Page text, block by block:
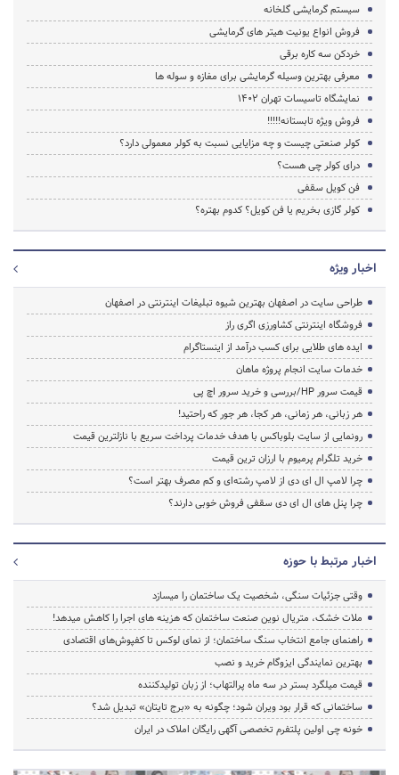
سیستم گرمایشی گلخانه
فروش انواع یونیت هیتر های گرمایشی
خردکن سه کاره برقی
معرفی بهترین وسیله گرمایشی برای مغازه و سوله ها
نمایشگاه تاسیسات تهران 1402
فروش ویژه تابستانه!!!!!
کولر صنعتی چیست و چه مزایایی نسبت به کولر معمولی دارد؟
درای کولر چی هست؟
فن کویل سقفی
کولر گازی بخریم یا فن کویل؟ کدوم بهتره؟
اخبار ویژه
طراحی سایت در اصفهان بهترین شیوه تبلیغات اینترنتی در اصفهان
فروشگاه اینترنتی کشاورزی اگری راز
ایده های طلایی برای کسب درآمد از اینستاگرام
خدمات سایت انجام پروژه ماهان
قیمت سرور HP/بررسی و خرید سرور اچ پی
هر زبانی، هر زمانی، هر کجا، هر جور که راحتید!
رونمایی از سایت بلوباکس با هدف خدمات پرداخت سریع با نازلترین قیمت
خرید تلگرام پرمیوم با ارزان ترین قیمت
چرا لامپ ال ای دی از لامپ رشته‌ای و کم مصرف بهتر است؟
چرا پنل های ال ای دی سقفی فروش خوبی دارند؟
اخبار مرتبط با حوزه
وقتی جزئیات سنگی، شخصیت یک ساختمان را میسازد
ملات خشک، متریال نوین صنعت ساختمان که هزینه‌ های اجرا را کاهش میدهد!
راهنمای جامع انتخاب سنگ ساختمان؛ از نمای لوکس تا کفپوش‌های اقتصادی
بهترین نمایندگی ایزوگام خرید و نصب
قیمت میلگرد بستر در سه ماه پرالتهاب؛ از زبان تولیدکننده
ساختمانی که قرار بود ویران شود؛ چگونه به «برج تایتان» تبدیل شد؟
خونه چی اولین پلتفرم تخصصی آگهی رایگان املاک در ایران